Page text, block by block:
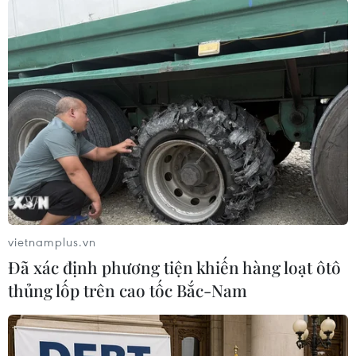
Tại phiên tòa sáng 5/6, Tống Anh
Tuấn, tài xế xe Lexus hành hung
nam shipper, được Tòa tuyên đình
chỉ vụ án do bị hại rút đơn, được
trả tự do ngay tại tòa sau gần 4
tháng tạm giam.
(TTXVN/Vietnam+)
vietnamplus.vn
Đã xác định phương tiện khiến hàng loạt ôtô
thủng lốp trên cao tốc Bắc-Nam